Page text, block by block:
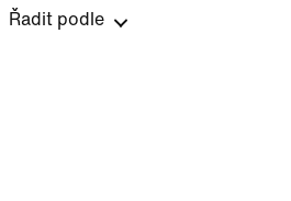
Řadit podle